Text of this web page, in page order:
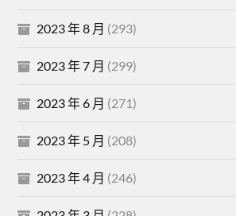
2023 年 8 月 (293)
2023 年 7 月 (299)
2023 年 6 月 (271)
2023 年 5 月 (208)
2023 年 4 月 (246)